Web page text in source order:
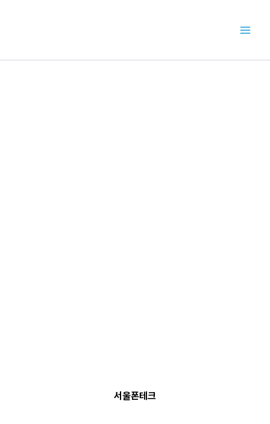
서울폰테크